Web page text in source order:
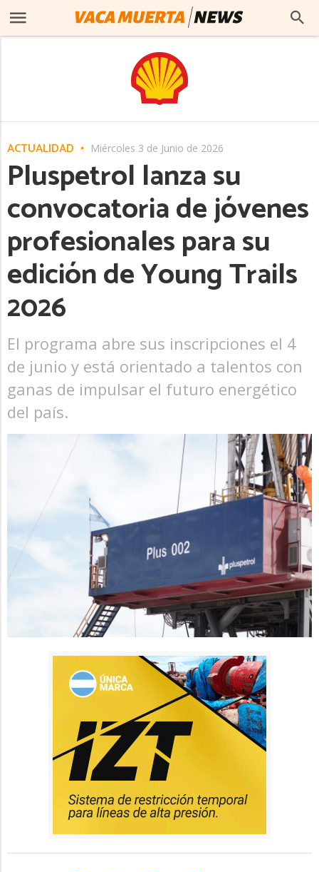
ACTUALIDAD Miércoles 3 de Junio de 2026
Pluspetrol lanza su
convocatoria de jóvenes
profesionales para su
edición de Young Trails
2026
El programa abre sus inscripciones el 4
de junio y está orientado a talentos con
ganas de impulsar el futuro energético
del país.